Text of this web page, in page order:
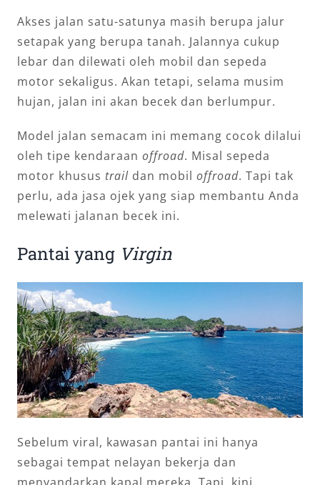
Akses jalan satu-satunya masih berupa jalur
setapak yang berupa tanah. Jalannya cukup
lebar dan dilewati oleh mobil dan sepeda
motor sekaligus. Akan tetapi, selama musim
hujan, jalan ini akan becek dan berlumpur.
Model jalan semacam ini memang cocok dilalui
oleh tipe kendaraan offroad. Misal sepeda
motor khusus trail dan mobil offroad. Tapi tak
perlu, ada jasa ojek yang siap membantu Anda
melewati jalanan becek ini.
Pantai yang Virgin
Sebelum viral, kawasan pantai ini hanya
sebagai tempat nelayan bekerja dan